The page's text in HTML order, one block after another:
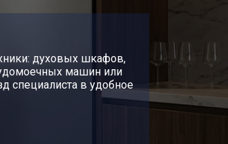
духовых шкафов,
машин или
специалиста в удобное